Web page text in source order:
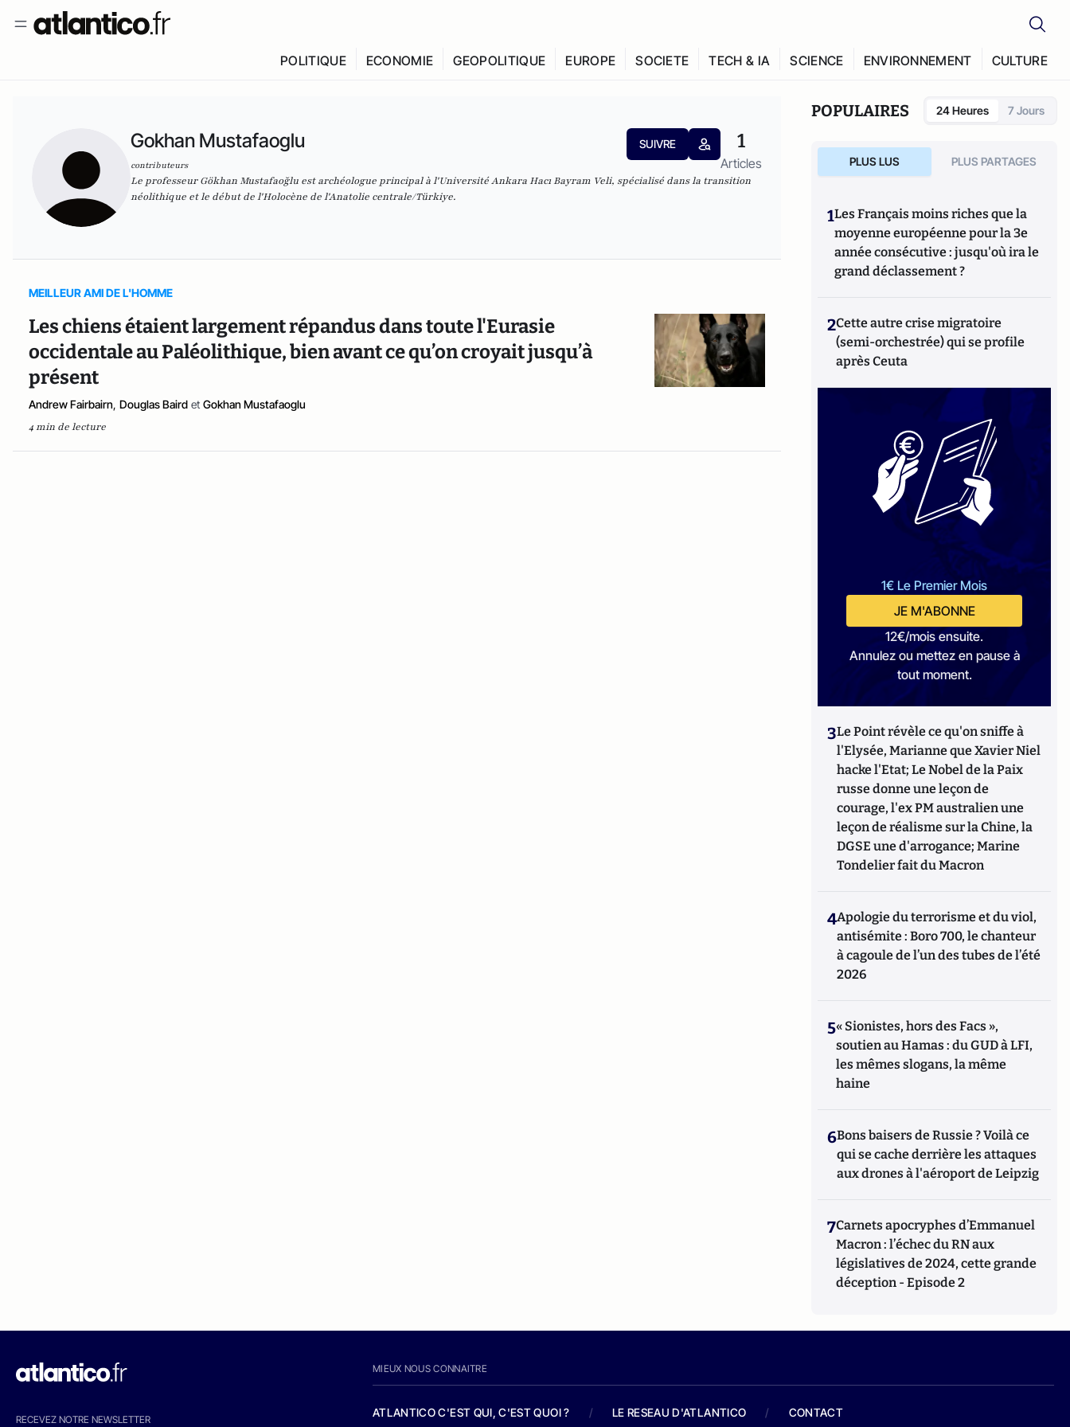
POLITIQUE ECONOMIE GEOPOLITIQUE EUROPE SOCIETE TECH & IA SCIENCE ENVIRONNEMENT CULTURE
Gokhan Mustafaoglu
contributeurs
SUIVRE 1
Articles
Le professeur Gökhan Mustafaoğlu est archéologue principal à l'Université Ankara Hacı Bayram Veli, spécialisé dans la transition
néolithique et le début de l'Holocène de l'Anatolie centrale/Türkiye.
MEILLEUR AMI DE L'HOMME
Les chiens étaient largement répandus dans toute l'Eurasie
occidentale au Paléolithique, bien avant ce qu’on croyait jusqu’à
présent
Andrew Fairbairn, Douglas Baird et Gokhan Mustafaoglu
4 min de lecture
POPULAIRES 24 Heures 7 Jours
PLUS LUS PLUS PARTAGES
1Les Français moins riches que la
moyenne européenne pour la 3e
année consécutive : jusqu'où ira le
grand déclassement ?
2Cette autre crise migratoire
(semi-orchestrée) qui se profile
après Ceuta
1€ Le Premier Mois
JE M'ABONNE
12€/mois ensuite.
Annulez ou mettez en pause à
tout moment.
3Le Point révèle ce qu'on sniffe à
l'Elysée, Marianne que Xavier Niel
hacke l'Etat; Le Nobel de la Paix
russe donne une leçon de
courage, l'ex PM australien une
leçon de réalisme sur la Chine, la
DGSE une d'arrogance; Marine
Tondelier fait du Macron
4Apologie du terrorisme et du viol,
antisémite : Boro 700, le chanteur
à cagoule de l’un des tubes de l’été
2026
5« Sionistes, hors des Facs »,
soutien au Hamas : du GUD à LFI,
les mêmes slogans, la même
haine
6Bons baisers de Russie ? Voilà ce
qui se cache derrière les attaques
aux drones à l'aéroport de Leipzig
7Carnets apocryphes d’Emmanuel
Macron : l’échec du RN aux
législatives de 2024, cette grande
déception - Episode 2
RECEVEZ NOTRE NEWSLETTER
MIEUX NOUS CONNAITRE
ATLANTICO C'EST QUI, C'EST QUOI ? / LE RESEAU D'ATLANTICO / CONTACT